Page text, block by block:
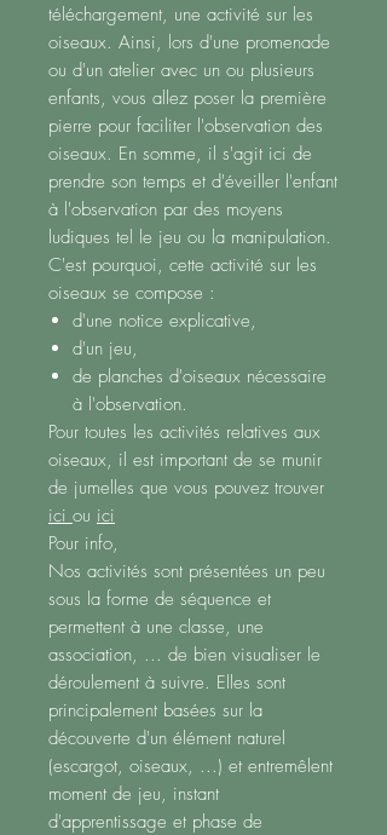
téléchargement, une activité sur les
oiseaux. Ainsi, lors d'une promenade
ou d'un atelier avec un ou plusieurs
enfants, vous allez poser la première
pierre pour faciliter l'observation des
oiseaux. En somme, il s'agit ici de
prendre son temps et d'éveiller l'enfant
à l'observation par des moyens
ludiques tel le jeu ou la manipulation.
C'est pourquoi, cette activité sur les
oiseaux se compose :
d'une notice explicative,
d'un jeu,
de planches d'oiseaux nécessaire
à l'observation.
Pour toutes les activités relatives aux
oiseaux, il est important de se munir
de jumelles que vous pouvez trouver
ici ou ici
Pour info,
Nos activités sont présentées un peu
sous la forme de séquence et
permettent à une classe, une
association, ... de bien visualiser le
déroulement à suivre. Elles sont
principalement basées sur la
découverte d'un élément naturel
(escargot, oiseaux, ...) et entremêlent
moment de jeu, instant
d'apprentissage et phase de